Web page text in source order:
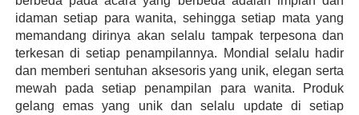
idaman setiap para wanita, sehingga setiap mata yang
memandang dirinya akan selalu tampak terpesona dan
terkesan di setiap penampilannya. Mondial selalu hadir
dan memberi sentuhan aksesoris yang unik, elegan serta
mewah pada setiap penampilan para wanita. Produk
gelang emas yang unik dan selalu update di setiap